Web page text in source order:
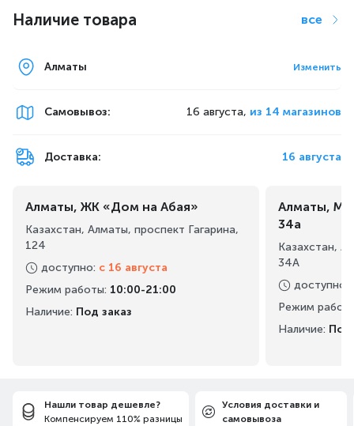
Массажное кресло определяет габариты вашего
тела. После включения на дисплее будет
отображаться уведомление о положении
пользователя, после окончания сканирования
Наличие товара все
Алматы Изменить
Самовывоз: 16 августа, из 14 магазинов
Доставка: 16 августа
Алматы, ЖК «Дом на Абая»
Казахстан, Алматы, проспект Гагарина,
124
доступно: с 16 августа
Режим работы: 10:00-21:00
Наличие: Под заказ
Алматы,
34а
Казахстан,
34А
доступно
Режим
Наличие: Под
Нашли товар дешевле?
Компенсируем 110% разницы
Условия доставки и
самовывоза